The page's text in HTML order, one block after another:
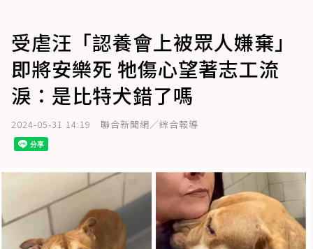
受虐汪「認養會上被眾人嫌棄」
即將安樂死 牠傷心望著志工流
淚：是比特犬錯了嗎
2024-05-31 14:19 聯合新聞網／綜合報導